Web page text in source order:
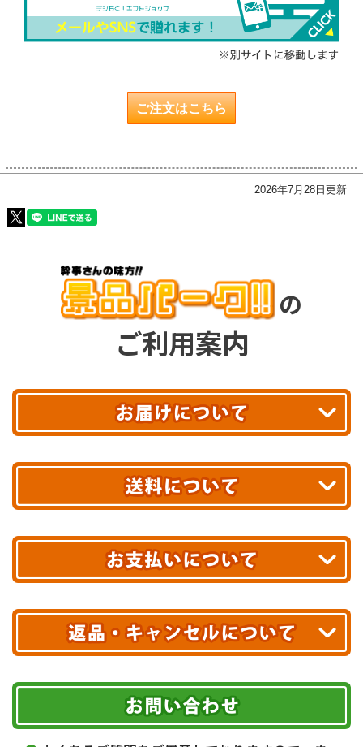
ご注文はこちら
2026年7月28日更新
の
ご利用案内
最短翌日お届け!
あす着エリアが対象です。
エリアやお届け日の確認はこちら▶
※ 配送業者による配送遅延が生じる可能性がございます。
※ 沖縄・離島はお届けできません。
送料無料!
10,000円未満 全国一律1,100円(税込)
配送業者
ヤマト運輸
お届け可能時間帯
午前中 14～16時
16～18時
18～20時
19～21時 指定なし
クレジットカード
代金引換(現金のみ)
期限を含むルール（条件）や、お客様にご負担い
ただく費用がございます。
詳しくはこちら▶